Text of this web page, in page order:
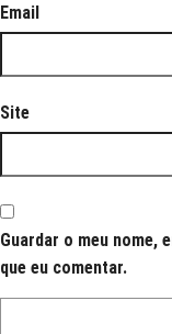
Email
Site
Guardar o meu nome,
que eu comentar.